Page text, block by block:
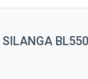
SILANGA